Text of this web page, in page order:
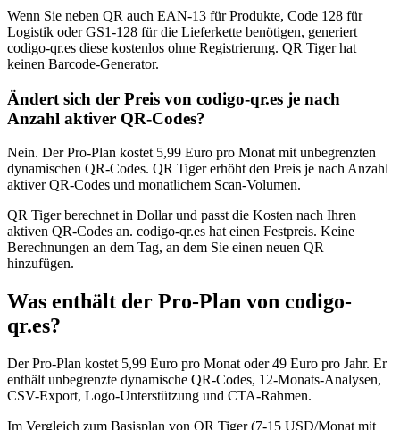
Wenn Sie neben QR auch EAN-13 für Produkte, Code 128 für
Logistik oder GS1-128 für die Lieferkette benötigen, generiert
codigo-qr.es diese kostenlos ohne Registrierung. QR Tiger hat
keinen Barcode-Generator.
Ändert sich der Preis von codigo-qr.es je nach
Anzahl aktiver QR-Codes?
Nein. Der Pro-Plan kostet 5,99 Euro pro Monat mit unbegrenzten
dynamischen QR-Codes. QR Tiger erhöht den Preis je nach Anzahl
aktiver QR-Codes und monatlichem Scan-Volumen.
QR Tiger berechnet in Dollar und passt die Kosten nach Ihren
aktiven QR-Codes an. codigo-qr.es hat einen Festpreis. Keine
Berechnungen an dem Tag, an dem Sie einen neuen QR
hinzufügen.
Was enthält der Pro-Plan von codigo-
qr.es?
Der Pro-Plan kostet 5,99 Euro pro Monat oder 49 Euro pro Jahr. Er
enthält unbegrenzte dynamische QR-Codes, 12-Monats-Analysen,
CSV-Export, Logo-Unterstützung und CTA-Rahmen.
Im Vergleich zum Basisplan von QR Tiger (7-15 USD/Monat mit